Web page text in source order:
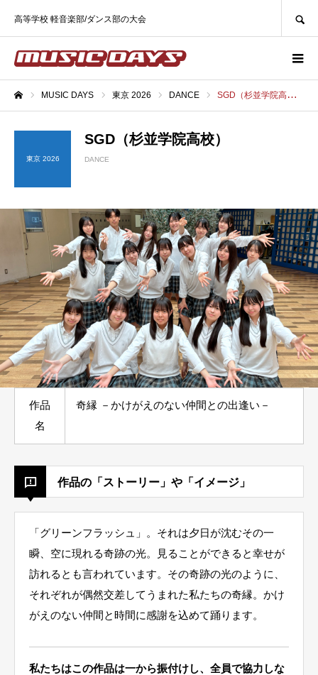
高等学校 軽音楽部/ダンス部の大会
MUSIC DAYS 東京 2026 DANCE SGD（杉並学院高校）
東京 2026
SGD（杉並学院高校）
DANCE
作品
名
奇縁 －かけがえのない仲間との出逢い－
作品の「ストーリー」や「イメージ」
「グリーンフラッシュ」。それは夕日が沈むその一
瞬、空に現れる奇跡の光。見ることができると幸せが
訪れるとも言われています。その奇跡の光のように、
それぞれが偶然交差してうまれた私たちの奇縁。かけ
がえのない仲間と時間に感謝を込めて踊ります。
私たちはこの作品は一から振付けし、全員で協力しな